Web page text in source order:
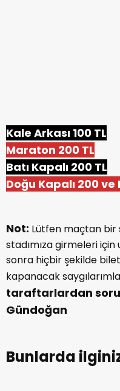
Kale Arkası 100 TL
Maraton 200 TL
Batı Kapalı 200 TL
Doğu Kapalı 200
Not: Lütfen maçtan bir
stadımıza girmeleri
sonra hiçbir şekilde
kapanacak saygılarımla
taraftarlardan
Gündoğan
Bunlarda